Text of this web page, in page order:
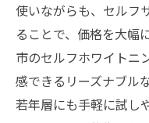
使いながらも、セルフ
ることで、価格を大幅
市のセルフホワイトニ
感できるリーズナブル
若年層にも手軽に試し